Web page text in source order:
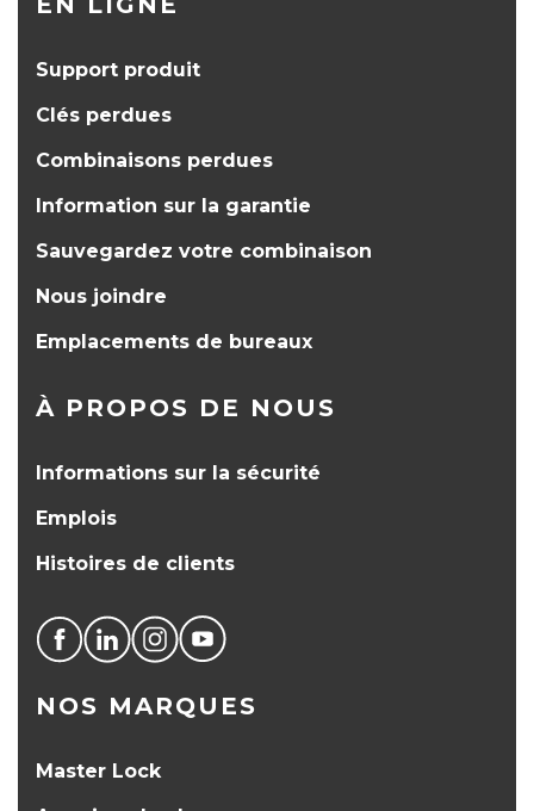
Support produit
Clés perdues
Combinaisons perdues
Information sur la garantie
Sauvegardez votre combinaison
Nous joindre
Emplacements de bureaux
À PROPOS DE NOUS
Informations sur la sécurité
Emplois
Histoires de clients
NOS MARQUES
Master Lock